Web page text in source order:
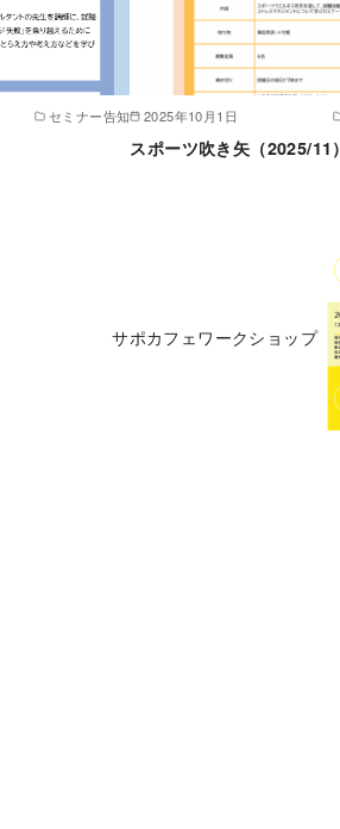
セミナー告知 2025年10月1日
スポーツ吹き矢（2025/11）
サポカフェワークショップ